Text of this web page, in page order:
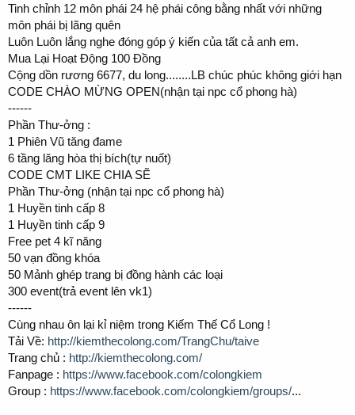
Tinh chỉnh 12 môn phái 24 hệ phái công bằng nhất với những
môn phái bị lãng quên
Luôn Luôn lắng nghe đóng góp ý kiến của tất cả anh em.
Mua Lại Hoạt Động 100 Đồng
Cộng dồn rương 6677, du long........LB chúc phúc không giới hạn
CODE CHÀO MỪNG OPEN(nhận tại npc cổ phong hà)
------
Phần Thư-ởng :
1 Phiên Vũ tăng đame
6 tầng lăng hòa thị bích(tự nuốt)
CODE CMT LIKE CHIA SẼ
Phần Thư-ởng (nhận tại npc cổ phong hà)
1 Huyền tinh cấp 8
1 Huyền tinh cấp 9
Free pet 4 kĩ năng
50 vạn đồng khóa
50 Mảnh ghép trang bị đồng hành các loại
300 event(trả event lên vk1)
------
Cùng nhau ôn lại kỉ niệm trong Kiếm Thế Cổ Long !
Tải Về: http://kiemthecolong.com/TrangChu/taive
Trang chủ : http://kiemthecolong.com/
Fanpage : https://www.facebook.com/colongkiem
Group : https://www.facebook.com/colongkiem/groups/...